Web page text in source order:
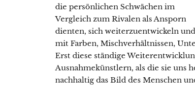
die persönlichen Schwächen im
Vergleich zum Rivalen als Ansporn
dienten, sich weiterzuentwickeln und
mit Farben, Mischverhältnissen,
Erst diese ständige
Ausnahmekünstlern, als die sie uns
nachhaltig das Bild des Menschen